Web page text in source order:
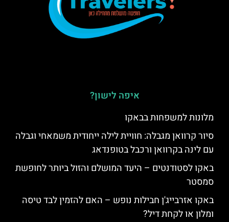
איפה לישון?
מלונות למשפחות בבאקו
סיור קרוואן מגבלה: חוויית לילה ייחודית משמאחי וגבלה
עם לינה בקרוואן ורכבל בטופנדאג
באקו לסטודנטים – היעד המושלם והזול ביותר לחופשת
סמסטר
באקו אזרבייג'ן חבילות נופש – האם להזמין לבד טיסה
ומלון או לקחת דיל?